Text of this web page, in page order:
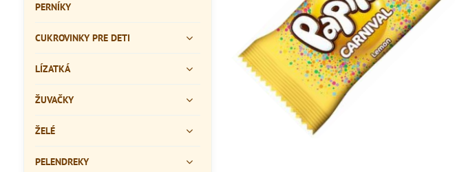
PERNÍKY
CUKROVINKY PRE DETI
LÍZATKÁ
ŽUVAČKY
ŽELÉ
PELENDREKY